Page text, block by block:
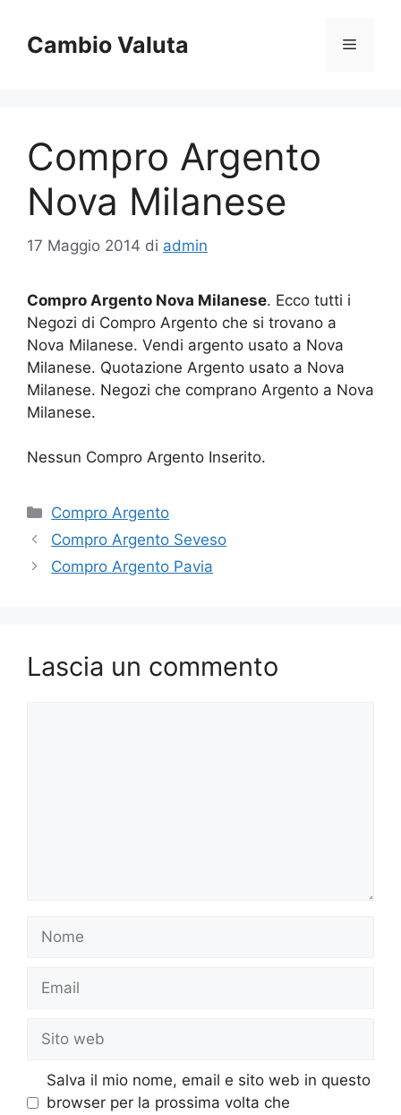
contenuto
Cambio Valuta Menu
Compro Argento
Nova Milanese
17 Maggio 2014 di admin
Compro Argento Nova Milanese. Ecco tutti i
Negozi di Compro Argento che si trovano a
Nova Milanese. Vendi argento usato a Nova
Milanese. Quotazione Argento usato a Nova
Milanese. Negozi che comprano Argento a Nova
Milanese.
Nessun Compro Argento Inserito.
Categorie
Compro Argento
Compro Argento Seveso
Compro Argento Pavia
Lascia un commento
Nome
Email
Sito
web
Salva il mio nome, email e sito web in questo
browser per la prossima volta che